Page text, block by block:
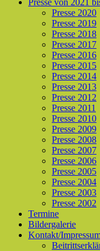
Presse von 2021
Presse 2020
Presse 2019
Presse 2018
Presse 2017
Presse 2016
Presse 2015
Presse 2014
Presse 2013
Presse 2012
Presse 2011
Presse 2010
Presse 2009
Presse 2008
Presse 2007
Presse 2006
Presse 2005
Presse 2004
Presse 2003
Presse 2002
Termine
Bildergalerie
Kontakt/